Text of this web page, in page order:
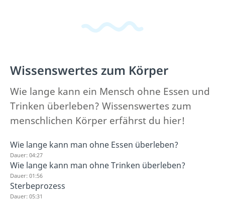
Wissenswertes zum Körper
Wie lange kann ein Mensch ohne Essen und
Trinken überleben? Wissenswertes zum
menschlichen Körper erfährst du hier!
Wie lange kann man ohne Essen überleben?
Dauer: 04:27
Wie lange kann man ohne Trinken überleben?
Dauer: 01:56
Sterbeprozess
Dauer: 05:31